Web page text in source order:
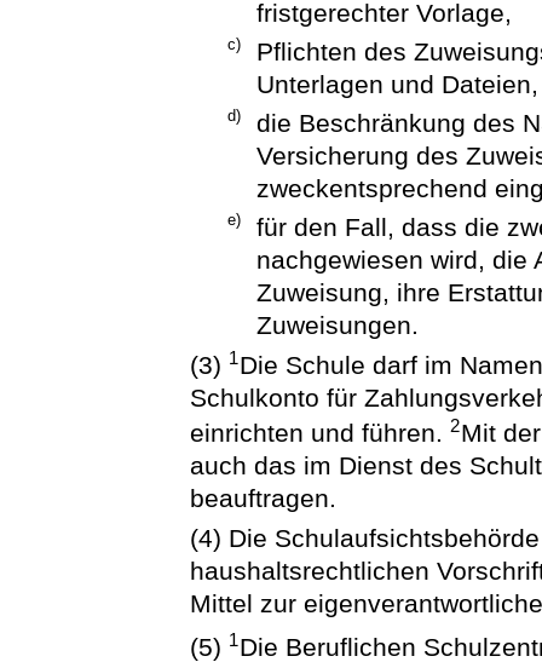
fristgerechter Vorlage,
c)
Pflichten des
Unterlagen und Dateien,
d)
die Beschränkung des
Versicherung des
zweckentsprechend
e)
für den Fall, dass die
nachgewiesen wird, die
Zuweisung, ihre
Zuweisungen.
(3) 1Die Schule darf im
Schulkonto für
einrichten und führen.2Mit
auch das im Dienst des
beauftragen.
(4) Die
haushaltsrechtlichen
Mittel zur
(5) 1Die Beruflichen